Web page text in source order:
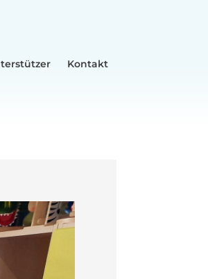
Kontakt